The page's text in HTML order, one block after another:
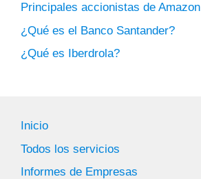
Principales accionistas de Amazon
¿Qué es el Banco Santander?
¿Qué es Iberdrola?
Inicio
Todos los servicios
Informes de Empresas